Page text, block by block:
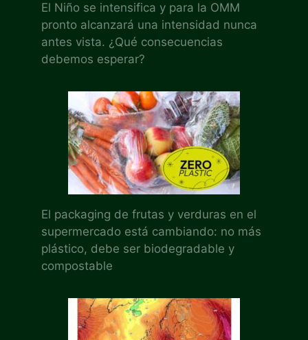
El Niño se intensifica y para la OMM
pronto alcanzará una intensidad nunca
antes vista. ¿Qué consecuencias
debemos esperar?
El packaging de frutas y verduras en el
supermercado está cambiando: no más
plástico, debe ser biodegradable y
compostable